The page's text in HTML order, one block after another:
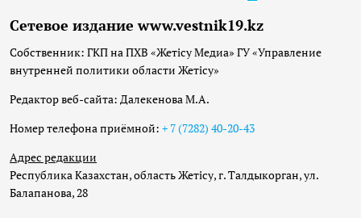
Сетевое издание www.vestnik19.kz
Собственник: ГКП на ПХВ «Жетісу Медиа» ГУ «Управление
внутренней политики области Жетісу»
Редактор веб-сайта: Далекенова М.А.
Номер телефона приёмной: + 7 (7282) 40-20-43
Адрес редакции
Республика Казахстан, область Жетісу, г. Талдыкорган, ул.
Балапанова, 28